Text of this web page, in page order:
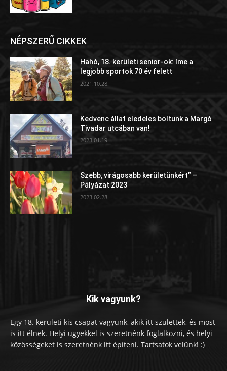
NÉPSZERŰ CIKKEK
Hahó, 18. kerületi senior-ok: íme a
legjobb sportok 70 év felett
2021.10.28.
Kedvenc állat eledeles boltunk a Margó
Tivadar utcában van!
2023.01.19.
Szebb, virágosabb kerületünkért” –
Pályázat 2023
2023.02.28.
Kik vagyunk?
Egy 18. kerületi kis csapat vagyunk, akik itt születtek, és most
is itt élnek. Helyi ügyekkel is szeretnénk foglalkozni, és helyi
közösségeket is szeretnénk itt építeni. Tartsatok velünk! :)